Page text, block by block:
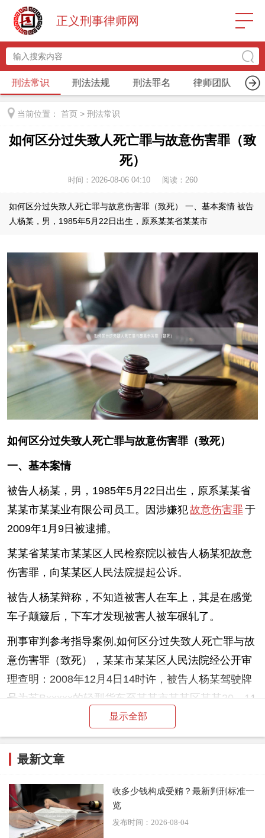
正义刑事律师网
刑法常识 刑法法规 刑法罪名 律师团队
当前位置： 首页 > 刑法常识
如何区分过失致人死亡罪与故意伤害罪（致
死）
时间：2026-08-06 04:10 阅读： 260
如何区分过失致人死亡罪与故意伤害罪（致死） 一、基本案情 被告
人杨某，男，1985年5月22日出生，原系某某省某某市
如何区分过失致人死亡罪与故意伤害罪（致死）
一、基本案情
被告人杨某，男，1985年5月22日出生，原系某某省
某某市某某业有限公司员工。因涉嫌犯故意伤害罪于
2009年1月9日被逮捕。
某某省某某市某某区人民检察院以被告人杨某犯故意
伤害罪，向某某区人民法院提起公诉。
被告人杨某辩称，不知道被害人在车上，其是在感觉
车子颠簸后，下车才发现被害人被车碾轧了。
刑事审判参考指导案例,如何区分过失致人死亡罪与故
意伤害罪（致死），某某市某某区人民法院经公开审
理查明：2008年12月4日14时许，被告人杨某驾驶牌
号为苏Bxxxxx的轻型货车至某某市某某区某某20—11
号车库吴某某经营的杂货店送桶装净水，杨某将水卸
在吴某某店门口，吴要求杨将桶装水搬入店内，遭杨
拒绝。随后杨某驾驶车辆欲离开，吴某某遂用右手抓
离开。杨某见状仍驾车向前低速行驶数米并右转弯，
致吴跌地后遭汽车右后轮碾轧，吴因腹部遭重力碾轧
造成左肾破裂、多发骨折致失血性休克，经送医院抢
显示全部
最新文章
收多少钱构成受贿？最新判刑标准一
览
发布时间：2026-08-04